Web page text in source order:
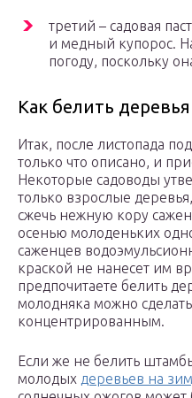
третий – садовая
и медный купорос.
погоду, поскольку
Как белить
Итак, после листопада
только что описано, и
Некоторые садоводы
только взрослые
сжечь нежную кору
осенью молоденьких
саженцев
краской не нанесет им
предпочитаете белить
молодняка можно
концентрированным.
Если же не белить
молодых деревьев на